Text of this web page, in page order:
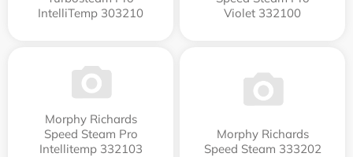
IntelliTemp 303210
Violet 332100
Morphy Richards
Speed Steam Pro
Intellitemp 332103
Morphy Richards
Speed Steam 333202